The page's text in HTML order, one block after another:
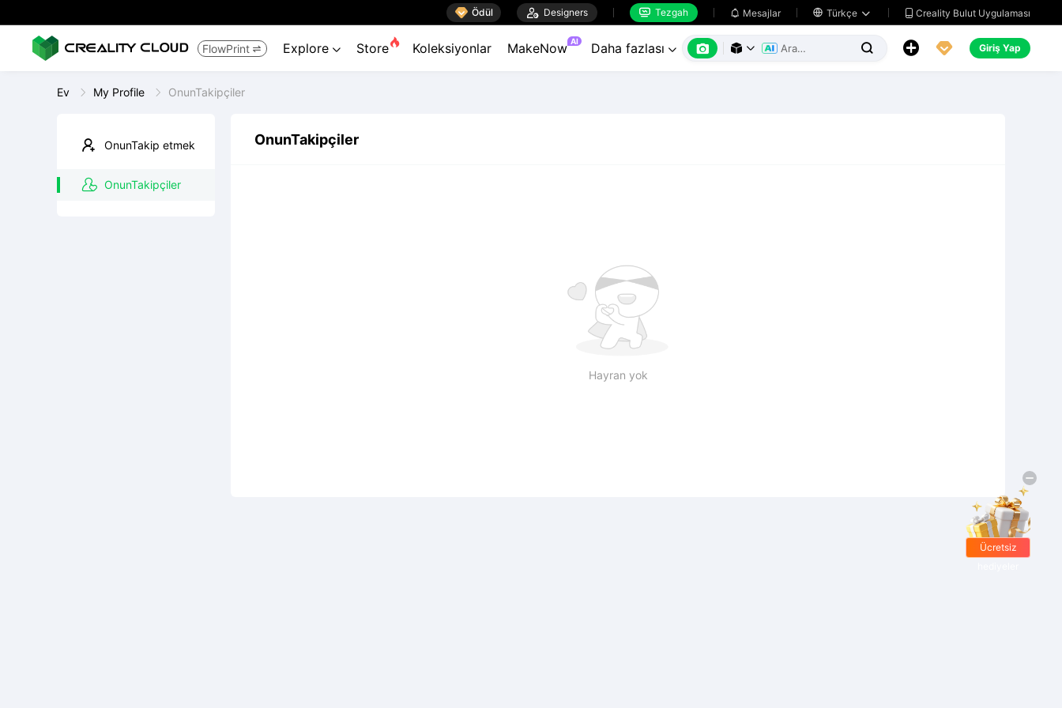
 Ödül  Designers  Tezgah  Mesajlar  Türkçe   Creality Bulut Uygulaması
FlowPrint  Explore  Store Koleksiyonlar MakeNow AI Daha fazlası        Giriş Yap
Ev My Profile OnunTakipçiler
OnunTakip etmek
OnunTakipçiler
OnunTakipçiler
Hayran yok
Ücretsiz